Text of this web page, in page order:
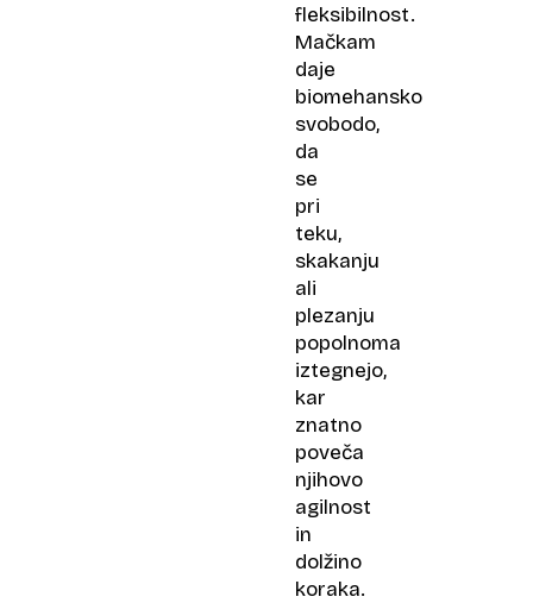
fleksibilnost.
Mačkam
daje
biomehansko
svobodo,
da
se
pri
teku,
skakanju
ali
plezanju
popolnoma
iztegnejo,
kar
znatno
poveča
njihovo
agilnost
in
dolžino
koraka.